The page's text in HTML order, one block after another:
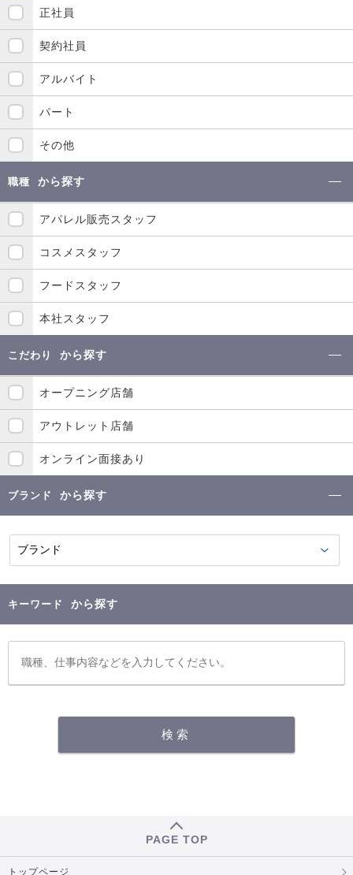
正社員
契約社員
アルバイト
パート
その他
職種 から探す
アパレル販売スタッフ
コスメスタッフ
フードスタッフ
本社スタッフ
こだわり から探す
オープニング店舗
アウトレット店舗
オンライン面接あり
ブランド から探す
キーワード から探す
PAGE TOP
トップページ